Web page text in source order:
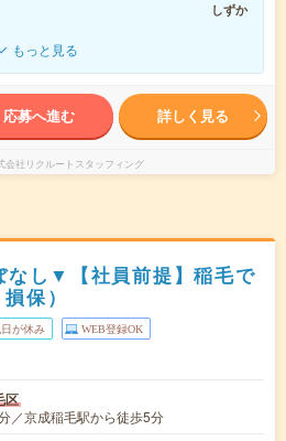
しずか
もっと見る
応募へ進む 詳しく見る
会社リクルートスタッフィング
なし▼【社員前提】稲毛で
保）
が休み WEB登録OK
区
／京成稲毛駅から徒歩5分